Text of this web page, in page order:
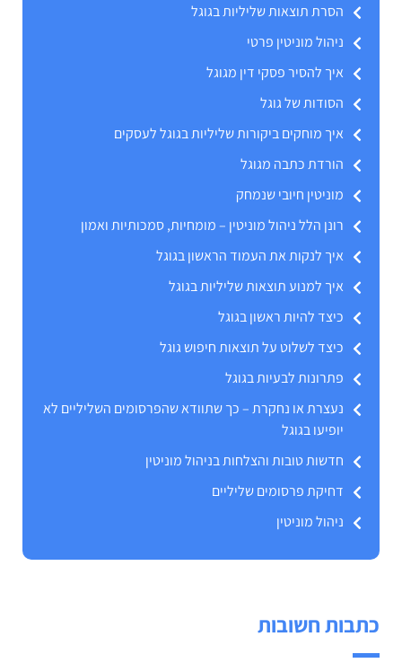
הסרת תוצאות שליליות בגוגל
ניהול מוניטין פרטי
איך להסיר פסקי דין מגוגל
הסודות של גוגל
איך מוחקים ביקורות שליליות בגוגל לעסקים
הורדת כתבה מגוגל
מוניטין חיובי שנמחק
רונן הלל ניהול מוניטין – מומחיות, סמכותיות ואמון
איך לנקות את העמוד הראשון בגוגל
איך למנוע תוצאות שליליות בגוגל
כיצד להיות ראשון בגוגל
כיצד לשלוט על תוצאות חיפוש גוגל
פתרונות לבעיות בגוגל
נעצרת או נחקרת – כך שתוודא שהפרסומים השליליים לא
יופיעו בגוגל
חדשות טובות והצלחות בניהול מוניטין
דחיקת פרסומים שליליים
ניהול מוניטין
כתבות חשובות